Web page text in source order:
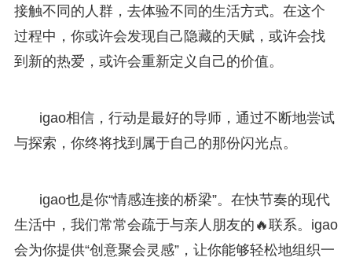
接触不同的人群，去体验不同的生活方式。在这个
过程中，你或许会发现自己隐藏的天赋，或许会找
到新的热爱，或许会重新定义自己的价值。
igao相信，行动是最好的导师，通过不断地尝试
与探索，你终将找到属于自己的那份闪光点。
igao也是你“情感连接的桥梁”。在快节奏的现代
生活中，我们常常会疏于与亲人朋友的🔥联系。igao
会为你提供“创意聚会灵感”，让你能够轻松地组织一